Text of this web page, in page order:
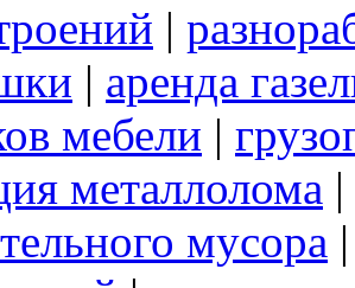
|
| аренда
мебели |
металлолома |
мусора